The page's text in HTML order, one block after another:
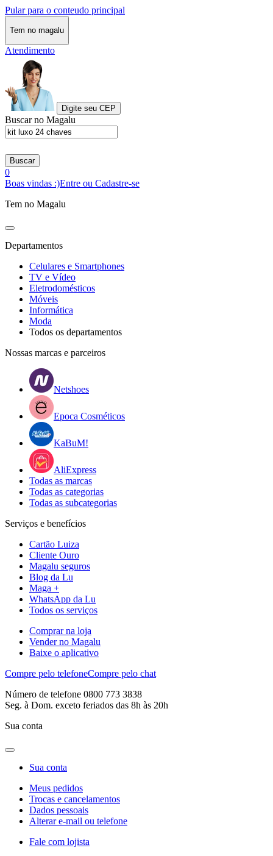
Pular para o conteudo principal
Tem no magalu
Atendimento
Digite seu CEP
Buscar no Magalu
Buscar
0
Boas vindas :)Entre ou Cadastre-se
Tem no Magalu
Departamentos
Celulares e Smartphones
TV e Vídeo
Eletrodomésticos
Móveis
Informática
Moda
Todos os departamentos
Nossas marcas e parceiros
Netshoes
Epoca Cosméticos
KaBuM!
AliExpress
Todas as marcas
Todas as categorias
Todas as subcategorias
Serviços e benefícios
Cartão Luiza
Cliente Ouro
Magalu seguros
Blog da Lu
Maga +
WhatsApp da Lu
Todos os serviços
Comprar na loja
Vender no Magalu
Baixe o aplicativo
Compre pelo telefoneCompre pelo chat
Número de telefone 0800 773 3838
Seg. à Dom. exceto feriados das 8h às 20h
Sua conta
Sua conta
Meus pedidos
Trocas e cancelamentos
Dados pessoais
Alterar e-mail ou telefone
Fale com lojista